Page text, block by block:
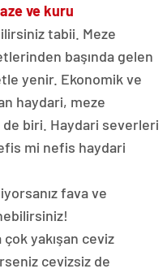
ve kuru
tabii. Meze
başında gelen
yenir. Ekonomik ve
haydari, meze
biri. Haydari severleri
mi nefis haydari
fava ve
yakışan ceviz
cevizsiz de